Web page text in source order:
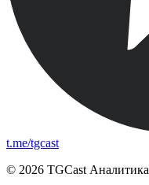
t.me/tgcast
© 2026 TGCast Аналитика